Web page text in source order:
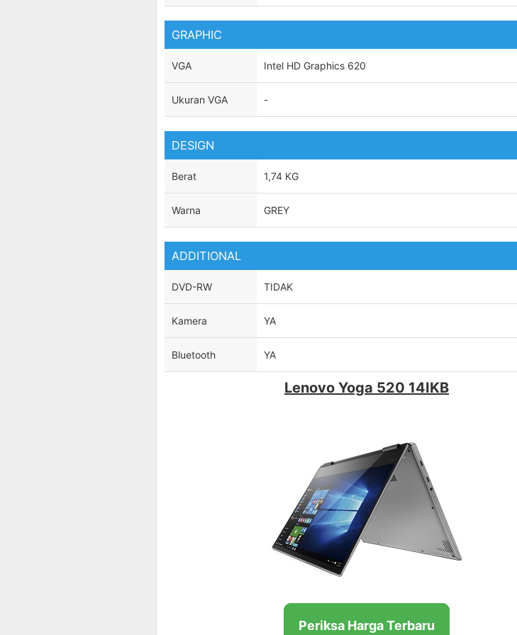
GRAPHIC
VGA Intel HD Graphics 620
Ukuran VGA -
DESIGN
Berat 1,74 KG
Warna GREY
ADDITIONAL
DVD-RW TIDAK
Kamera YA
Bluetooth YA
Lenovo Yoga 520 14IKB
Periksa Harga Terbaru